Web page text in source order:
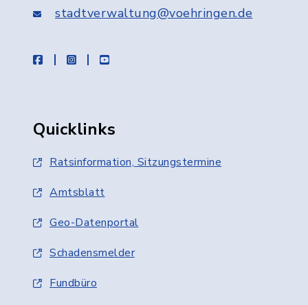
stadtverwaltung@voehringen.de
facebookinstagramyoutube
Quicklinks
Ratsinformation, Sitzungstermine
Amtsblatt
Geo-Datenportal
Schadensmelder
Fundbüro